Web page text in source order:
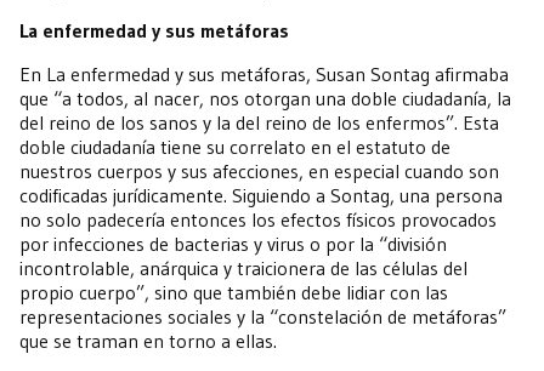
La enfermedad y sus metáforas
En La enfermedad y sus metáforas, Susan Sontag afirmaba
que “a todos, al nacer, nos otorgan una doble ciudadanía, la
del reino de los sanos y la del reino de los enfermos”. Esta
doble ciudadanía tiene su correlato en el estatuto de
nuestros cuerpos y sus afecciones, en especial cuando son
codificadas jurídicamente. Siguiendo a Sontag, una persona
no solo padecería entonces los efectos físicos provocados
por infecciones de bacterias y virus o por la “división
incontrolable, anárquica y traicionera de las células del
propio cuerpo”, sino que también debe lidiar con las
representaciones sociales y la “constelación de metáforas”
que se traman en torno a ellas.